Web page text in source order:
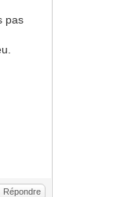
pas
Répondre